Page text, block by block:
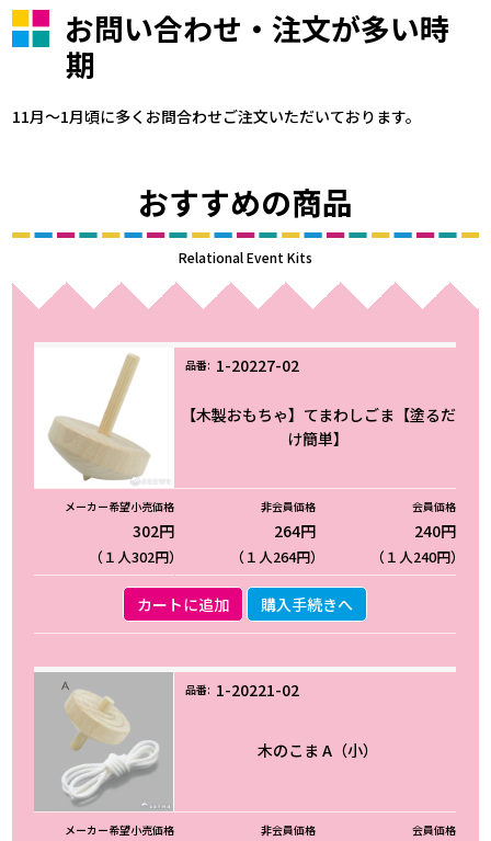
お問い合わせ・注文が多い時
期
11月～1月頃に多くお問合わせご注文いただいております。
おすすめの商品
Relational Event Kits
1-20227-02
【木製おもちゃ】てまわしごま【塗るだ
け簡単】
302円
（１人302円）
264円
（１人264円）
240円
（１人240円）
カートに追加 購入手続きへ
1-20221-02
木のこま A（小）